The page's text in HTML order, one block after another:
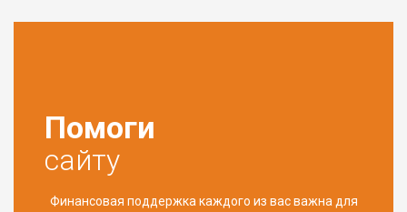
Помоги
сайту
Финансовая поддержка каждого из вас важна для